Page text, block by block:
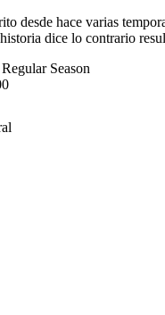
desde hace varias
dice lo contrario
Regular Season